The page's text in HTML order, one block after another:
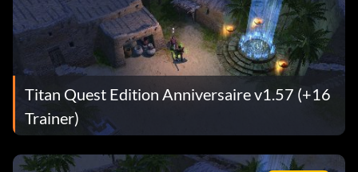
Titan Quest Edition Anniversaire v1.57 (+16
Trainer)